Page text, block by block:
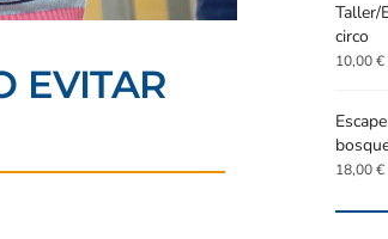
EVITAR
Taller/
circo
10,00€
18,00€